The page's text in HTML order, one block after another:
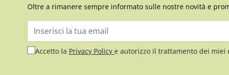
Oltre a rimanere sempre informato sulle nostre novità e
Indirizzo email
Accetto la Privacy Policy e autorizzo il trattamento dei miei